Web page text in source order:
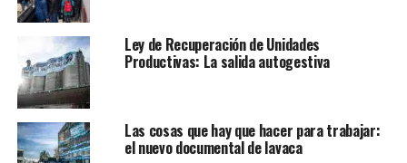
Ley de Recuperación de Unidades
Productivas: La salida autogestiva
Las cosas que hay que hacer para trabajar:
el nuevo documental de lavaca